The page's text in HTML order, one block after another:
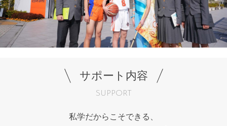
サポート内容
SUPPORT
私学だからこそできる、